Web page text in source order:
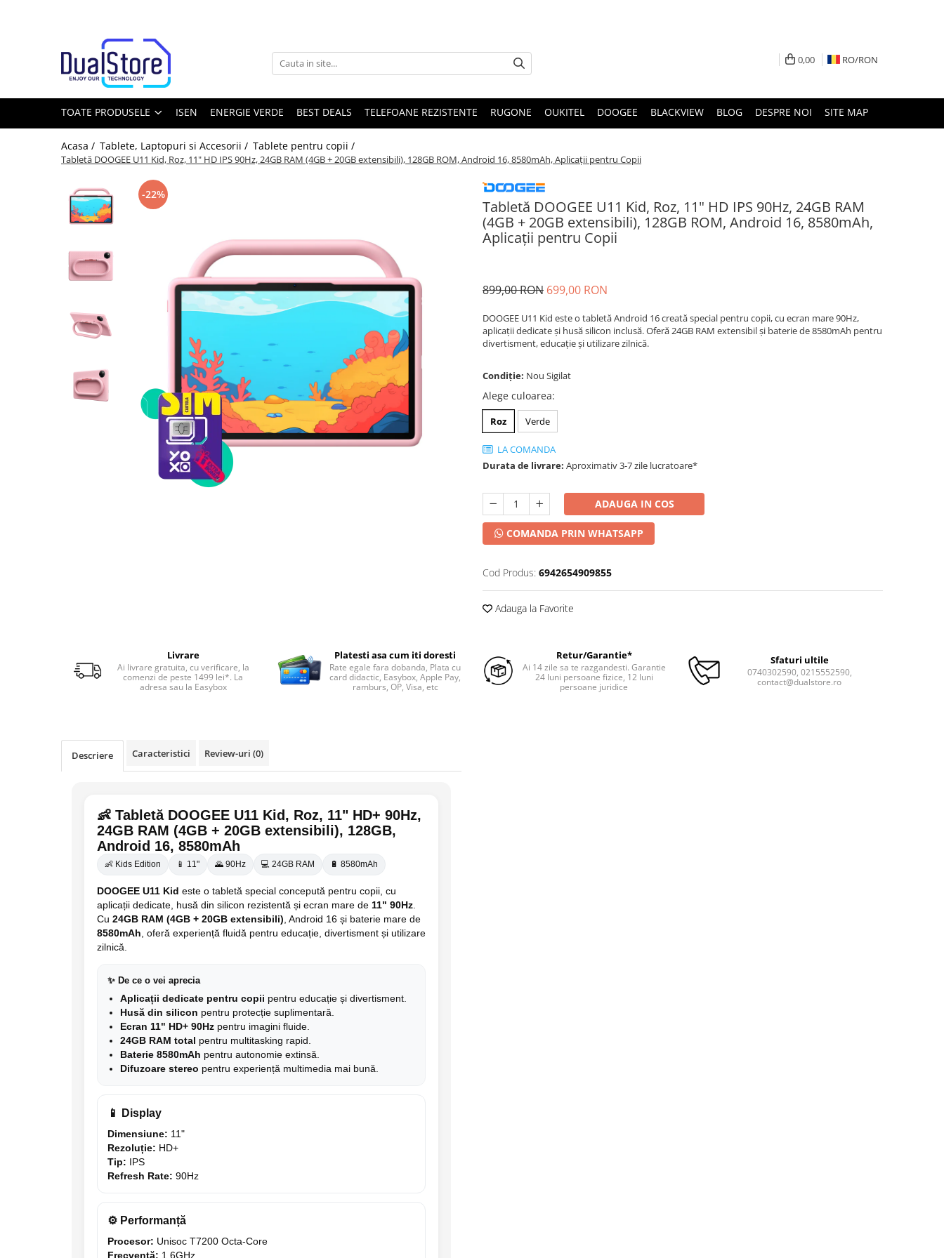
Producatori Telefoane Mobila
Telefoane mobile
Toate ( smart si clasice )
Telefoane cu proiector video
Telefoane (Smartphone) 5G
Telefoane clasice
Piese si accesorii telefoane mobile
Telefoane mobile RugOne
Telefoane mobile Doogee
Telefoane mobile Ulefone
Telefoane mobile Unihertz
Telefoane mobile ALTE BRANDURI
Tablete PC, mini PC si laptopuri
Tablete rezistente
Tablete pentru copii
TV si Proiectoare Smart
Camere auto, home si sport
Oglinzi auto smart cu camera
Accesorii Camere Supraveghere
Ceasuri si Inele smart, bratari
Ceasuri Smart pentru copii
Trotinete electrice si accesorii
0,00 RO/RON
TOATE PRODUSELE ISEN ENERGIE VERDE BEST DEALS TELEFOANE REZISTENTE RUGONE OUKITEL DOOGEE BLACKVIEW BLOG DESPRE NOI SITE MAP
Acasa / Tablete, Laptopuri si Accesorii / Tablete pentru copii /
Tabletă DOOGEE U11 Kid, Roz, 11" HD IPS 90Hz, 24GB RAM (4GB + 20GB extensibili), 128GB ROM, Android 16, 8580mAh, Aplicații pentru Copii
Tabletă DOOGEE U11 Kid, Roz, 11" HD IPS 90Hz, 24GB RAM
(4GB + 20GB extensibili), 128GB ROM, Android 16, 8580mAh,
Aplicații pentru Copii
-22%
899,00 RON 699,00 RON
DOOGEE U11 Kid este o tabletă Android 16 creată special pentru copii, cu ecran mare 90Hz,
aplicații dedicate și husă silicon inclusă. Oferă 24GB RAM extensibil și baterie de 8580mAh pentru
divertisment, educație și utilizare zilnică.
Condiție: Nou Sigilat
Alege culoarea:
Roz Verde
LA COMANDA
Durata de livrare: Aproximativ 3-7 zile lucratoare*
ADAUGA IN COS
COMANDA PRIN WHATSAPP
Cod Produs: 6942654909855
Adauga la Favorite
Livrare
Ai livrare gratuita, cu verificare, la
comenzi de peste 1499 lei*. La
adresa sau la Easybox
Platesti asa cum iti doresti
Rate egale fara dobanda, Plata cu
card didactic, Easybox, Apple Pay,
ramburs, OP, Visa, etc
Retur/Garantie*
Ai 14 zile sa te razgandesti. Garantie
24 luni persoane fizice, 12 luni
persoane juridice
Sfaturi ultile
0740302590, 0215552590,
contact@dualstore.ro
Descriere Caracteristici Review-uri (0)
👶 Tabletă DOOGEE U11 Kid, Roz, 11" HD+ 90Hz,
24GB RAM (4GB + 20GB extensibili), 128GB,
Android 16, 8580mAh
👶 Kids Edition 📱 11" 🌄 90Hz 💻 24GB RAM 🔋 8580mAh
DOOGEE U11 Kid este o tabletă special concepută pentru copii, cu
aplicații dedicate, husă din silicon rezistentă și ecran mare de 11" 90Hz
Cu 24GB RAM (4GB + 20GB extensibili) , Android 16 și baterie mare de
8580mAh , oferă experiență fluidă pentru educație, divertisment și utilizare
zilnică.
✨ De ce o vei aprecia
Aplicații dedicate pentru copii pentru educație și divertisment.
Husă din silicon pentru protecție suplimentară.
Ecran 11" HD+ 90Hz pentru imagini fluide.
24GB RAM total pentru multitasking rapid.
Baterie 8580mAh pentru autonomie extinsă.
Difuzoare stereo pentru experiență multimedia mai bună.
📱 Display
Dimensiune: 11"
Rezoluție: HD+
Tip: IPS
Refresh Rate: 90Hz
⚙ Performanță
Procesor: Unisoc T7200 Octa-Core
Frecvență: 1.6GHz